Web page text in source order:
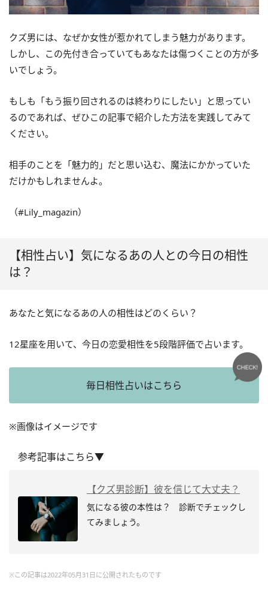
クズ男には、なぜか女性が惹かれてしまう魅力があります。
しかし、この先付き合っていてもあなたは傷つくことの方が多
いでしょう。
もしも「もう振り回されるのは終わりにしたい」と思ってい
るのであれば、ぜひこの記事で紹介した方法を実践してみて
ください。
相手のことを「魅力的」だと思い込む、魔法にかかっていた
だけかもしれませんよ。
（#Lily_magazin）
【相性占い】気になるあの人との今日の相性
は？
あなたと気になるあの人の相性はどのくらい？
12星座を用いて、今日の恋愛相性を5段階評価で占います。
毎日相性占いはこちら
※画像はイメージです
参考記事はこちら▼
【クズ男診断】彼を信じて大丈夫？
気になる彼の本性は？ 診断でチェックし
てみましょう。
※この記事は2022年05月31日に公開されたものです